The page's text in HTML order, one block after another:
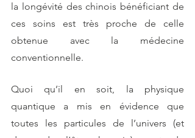
la longévité des chinois bénéficiant de
ces soins est très proche de celle
obtenue avec la médecine
conventionnelle.
Quoi qu’il en soit, la physique
quantique a mis en évidence que
toutes les particules de l’univers (et